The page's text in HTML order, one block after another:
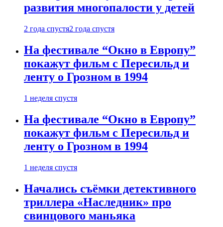
развития многопалости у детей
2 года спустя2 года спустя
На фестивале “Окно в Европу”
покажут фильм с Пересильд и
ленту о Грозном в 1994
1 неделя спустя
На фестивале “Окно в Европу”
покажут фильм с Пересильд и
ленту о Грозном в 1994
1 неделя спустя
Начались съёмки детективного
триллера «Наследник» про
свинцового маньяка